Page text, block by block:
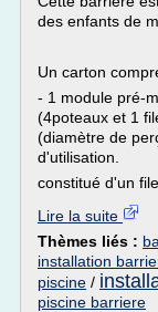
des enfants de
Un carton
- 1 module pré-
(4poteaux et 1
(diamètre de
d'utilisation.
constitué d'un
Lire la suite
Thèmes liés :
installation
piscine /
piscine barriere